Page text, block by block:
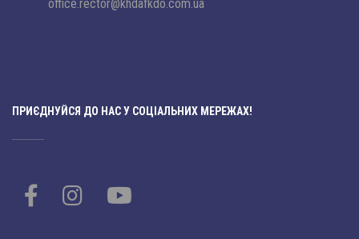
office.rector@khdafkdo.com.ua
ПРИЄДНУЙСЯ ДО НАС У СОЦІАЛЬНИХ МЕРЕЖАХ!